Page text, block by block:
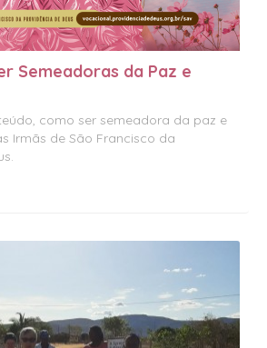
Semeadoras da Paz e
como ser semeadora da paz e
Irmãs de São Francisco da